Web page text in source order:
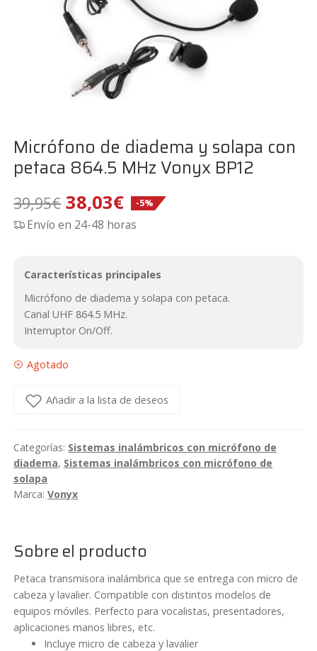
Micrófono de diadema y solapa con
petaca 864.5 MHz Vonyx BP12
39,95€ El
precio
era:
39,95€.
38,03€El
precio
es:
38,03€.
-5%
Envío en 24-48 horas
Características principales
Micrófono de diadema y solapa con petaca.
Canal UHF 864.5 MHz.
Interruptor On/Off.
Agotado
Añadir a la lista de deseos
Categorías: Sistemas inalámbricos con micrófono de
diadema, Sistemas inalámbricos con micrófono de
solapa
Marca:Vonyx
Sobre el producto
Petaca transmisora inalámbrica que se entrega con micro de
cabeza y lavalier. Compatible con distintos modelos de
equipos móviles. Perfecto para vocalistas, presentadores,
aplicaciones manos libres, etc.
Incluye micro de cabeza y lavalier